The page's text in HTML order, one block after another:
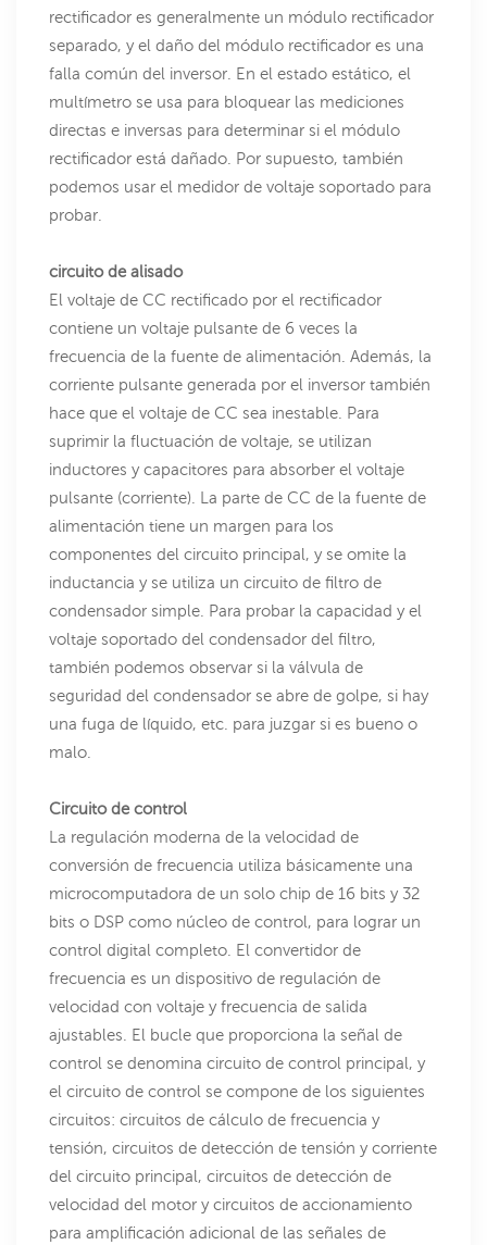
rectificador es generalmente un módulo rectificador
separado, y el daño del módulo rectificador es una
falla común del inversor. En el estado estático, el
multímetro se usa para bloquear las mediciones
directas e inversas para determinar si el módulo
rectificador está dañado. Por supuesto, también
podemos usar el medidor de voltaje soportado para
probar.
circuito de alisado
El voltaje de CC rectificado por el rectificador
contiene un voltaje pulsante de 6 veces la
frecuencia de la fuente de alimentación. Además, la
corriente pulsante generada por el inversor también
hace que el voltaje de CC sea inestable. Para
suprimir la fluctuación de voltaje, se utilizan
inductores y capacitores para absorber el voltaje
pulsante (corriente). La parte de CC de la fuente de
alimentación tiene un margen para los
componentes del circuito principal, y se omite la
inductancia y se utiliza un circuito de filtro de
condensador simple. Para probar la capacidad y el
voltaje soportado del condensador del filtro,
también podemos observar si la válvula de
seguridad del condensador se abre de golpe, si hay
una fuga de líquido, etc. para juzgar si es bueno o
malo.
Circuito de control
La regulación moderna de la velocidad de
conversión de frecuencia utiliza básicamente una
microcomputadora de un solo chip de 16 bits y 32
bits o DSP como núcleo de control, para lograr un
control digital completo. El convertidor de
frecuencia es un dispositivo de regulación de
velocidad con voltaje y frecuencia de salida
ajustables. El bucle que proporciona la señal de
control se denomina circuito de control principal, y
el circuito de control se compone de los siguientes
circuitos: circuitos de cálculo de frecuencia y
tensión, circuitos de detección de tensión y corriente
del circuito principal, circuitos de detección de
velocidad del motor y circuitos de accionamiento
para amplificación adicional de las señales de